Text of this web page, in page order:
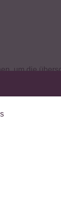
um die
und Reis
auf die
bis das
und 0.5 TL